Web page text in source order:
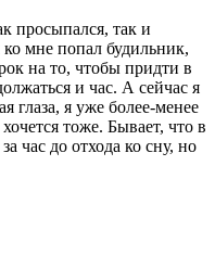
просыпался, так и
мне попал будильник,
на то, чтобы придти в
и час. А сейчас я
глаза, я уже более-менее
тоже. Бывает, что в
час до отхода ко сну, но